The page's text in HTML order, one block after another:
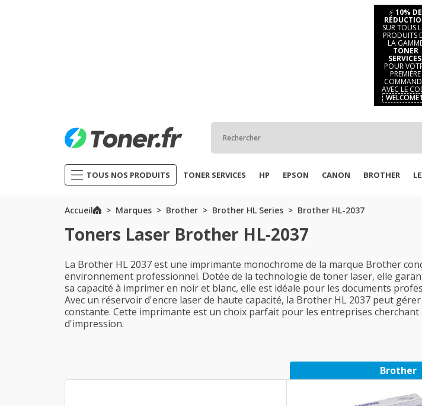
⚡ 10% DE
SUR TOUS
PRODUITS
LA
TONER
POUR
PREMIÈRE
AVEC LE
TOUS NOS PRODUITS TONER SERVICES HP EPSON CANON BROTHER
Accueil Marques Brother Brother HL Series Brother HL-2037
Toners Laser Brother HL-2037
La Brother HL 2037 est une imprimante monochrome de la marque Brother
environnement professionnel. Dotée de la technologie de toner laser, elle
sa capacité à imprimer en noir et blanc, elle est idéale pour les documents
Avec un réservoir d'encre laser de haute capacité, la Brother HL 2037 peut
constante. Cette imprimante est un choix parfait pour les entreprises
d'impression.
Brother